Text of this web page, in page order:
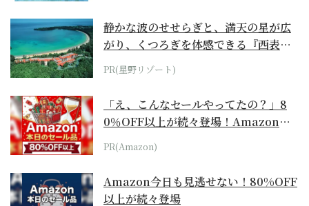
静かな波のせせらぎと、満天の星が広
がり、くつろぎを体感できる『西表島
ホテル by...
PR(星野リゾート)
「え、こんなセールやってたの？」8
0％OFF以上が続々登場！Amazonの
本気が...
PR(Amazon)
Amazon今日も見逃せない！80%OFF
以上が続々登場